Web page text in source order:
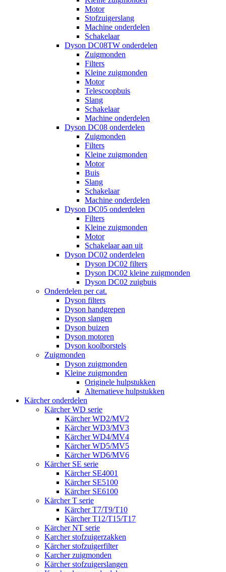
Motor
Stofzuigerslang
Machine onderdelen
Schakelaar
Dyson DC08TW onderdelen
Zuigmonden
Filters
Kleine zuigmonden
Motor
Telescoopbuis
Slang
Schakelaar
Machine onderdelen
Dyson DC08 onderdelen
Zuigmonden
Filters
Kleine zuigmonden
Motor
Buis
Slang
Schakelaar
Machine onderdelen
Dyson DC05 onderdelen
Filters
Kleine zuigmonden
Motor
Schakelaar aan uit
Dyson DC02 onderdelen
Dyson DC02 filters
Dyson DC02 kleine zuigmonden
Dyson DC02 zuigbuis
Onderdelen per cat.
Dyson filters
Dyson handgrepen
Dyson slangen
Dyson buizen
Dyson motoren
Dyson koolborstels
Zuigmonden
Dyson zuigmonden
Kleine zuigmonden
Originele hulpstukken
Alternatieve hulpstukken
Kärcher onderdelen
Kärcher WD serie
Kärcher WD2/MV2
Kärcher WD3/MV3
Kärcher WD4/MV4
Kärcher WD5/MV5
Kärcher WD6/MV6
Kärcher SE serie
Kärcher SE4001
Kärcher SE5100
Kärcher SE6100
Kärcher T serie
Kärcher T7/T9/T10
Kärcher T12/T15/T17
Kärcher NT serie
Karcher stofzuigerzakken
Kärcher stofzuigerfilter
Karcher zuigmonden
Kärcher stofzuigerslangen